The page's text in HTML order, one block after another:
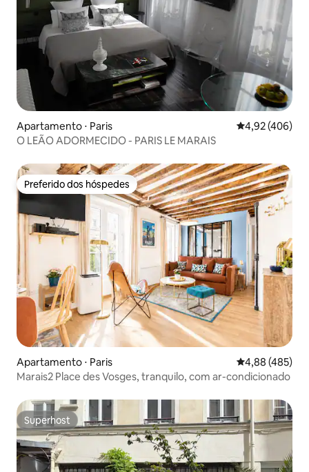
Apartamento ⋅ Paris 4,92 de uma
4,92 (406)
O LEÃO ADORMECIDO - PARIS LE MARAIS
Preferido dos hóspedes
Preferido dos hóspedes
Apartamento ⋅ Paris 4,88 de uma
4,88 (485)
Marais2 Place des Vosges, tranquilo, com ar-condicionado
Superhost
Superhost